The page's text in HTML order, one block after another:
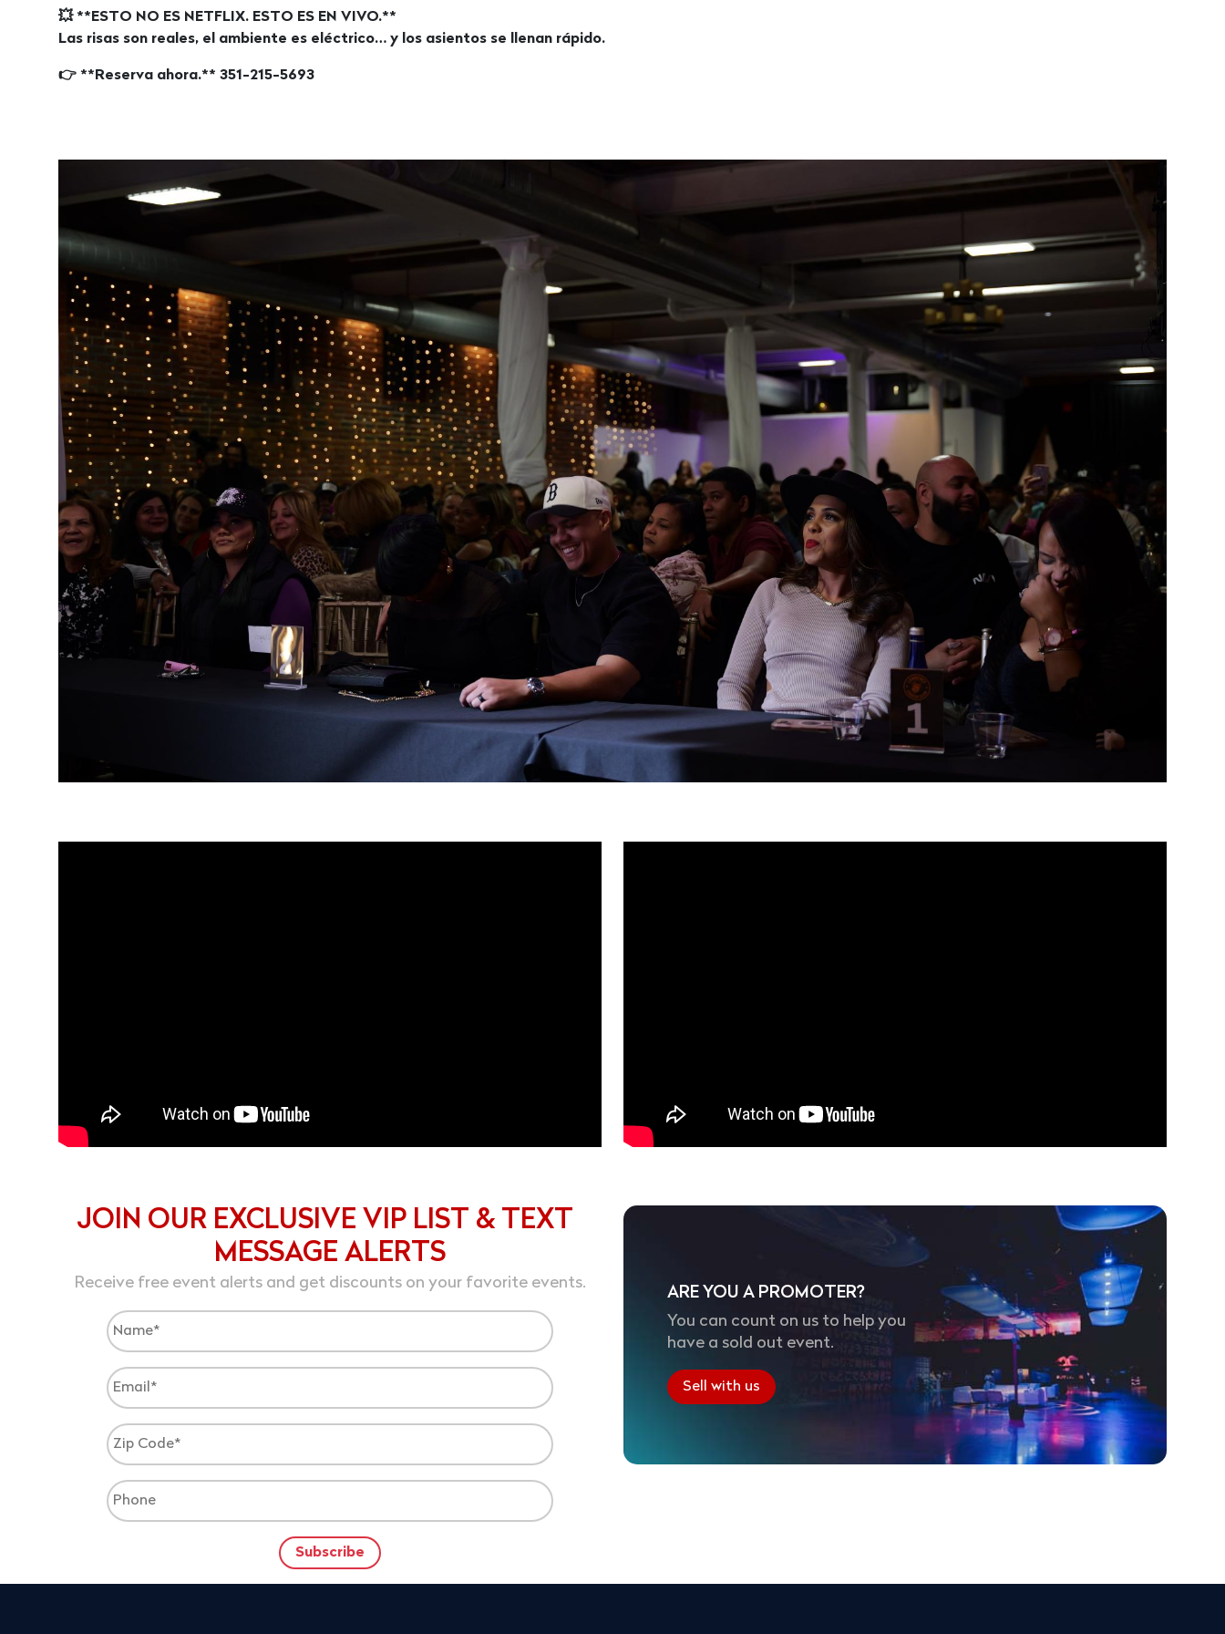
💥 **ESTO NO ES NETFLIX. ESTO ES EN VIVO.**
Las risas son reales, el ambiente es eléctrico… y los asientos se llenan rápido.
👉 **Reserva ahora.** 351-215-5693
JOIN OUR EXCLUSIVE VIP LIST & TEXT
MESSAGE ALERTS
Receive free event alerts and get discounts on your favorite events.
ARE YOU A PROMOTER?
You can count on us to help you
have a sold out event.
Sell with us